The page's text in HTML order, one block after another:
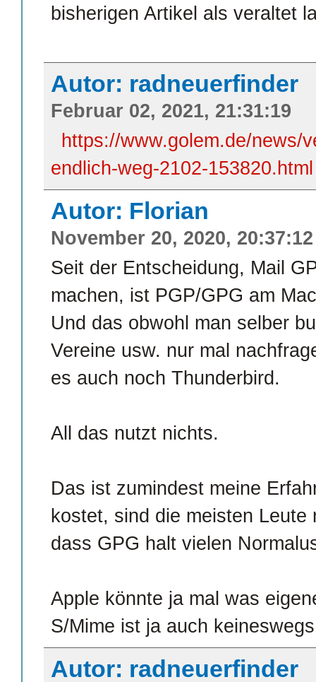
bisherigen Artikel als veraltet
Autor: radneuerfinder
Februar 02, 2021, 21:31:19
https://www.golem.de/news/
endlich-weg-2102-153820.html
Autor: Florian
November 20, 2020, 20:37:12
Seit der Entscheidung, Mail
machen, ist PGP/GPG am
Und das obwohl man selber
Vereine usw. nur mal
es auch noch Thunderbird.
All das nutzt nichts.
Das ist zumindest meine
kostet, sind die meisten
dass GPG halt vielen
Apple könnte ja mal was
S/Mime ist ja auch
Autor: radneuerfinder